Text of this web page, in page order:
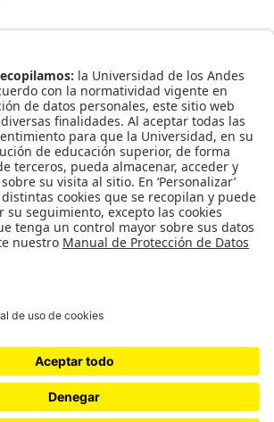
pública
Mineducación
Decreto 1297 del 30 de mayo de 1964.